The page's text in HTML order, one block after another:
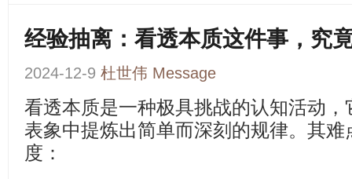
经验抽离：看透本质这件事，究
2024-12-9 杜世伟 Message
看透本质是一种极具挑战的认知活动
表象中提炼出简单而深刻的规律。其
度：